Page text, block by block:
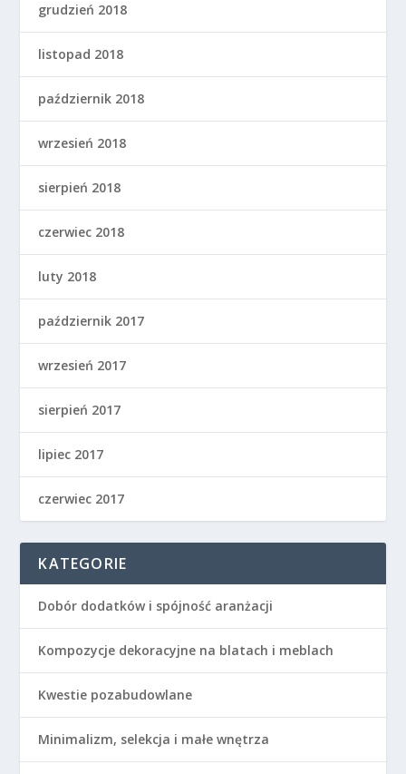
grudzień 2018
listopad 2018
październik 2018
wrzesień 2018
sierpień 2018
czerwiec 2018
luty 2018
październik 2017
wrzesień 2017
sierpień 2017
lipiec 2017
czerwiec 2017
KATEGORIE
Dobór dodatków i spójność aranżacji
Kompozycje dekoracyjne na blatach i meblach
Kwestie pozabudowlane
Minimalizm, selekcja i małe wnętrza